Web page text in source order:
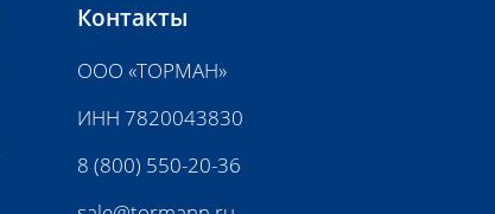
Контакты
ООО «ТОРМАН»
ИНН 7820043830
8 (800) 550-20-36